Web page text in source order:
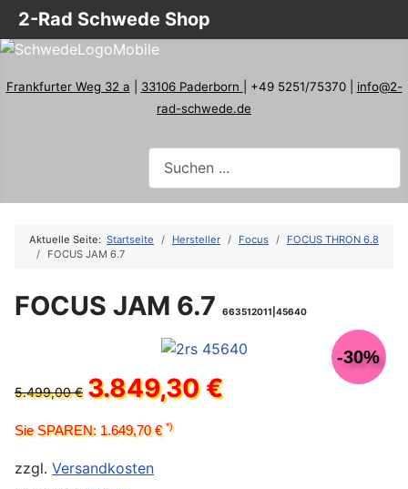
Frankfurter Weg 32 a 33106 Paderborn | +49 5251/75370 | info@2-
rad-schwede.de
Aktuelle Seite: Startseite Hersteller Focus
FOCUS THRON 6.8
FOCUS JAM 6.7
FOCUS JAM 6.7 663512011|45640
-30%
5.499,00 € 3.849,30 €
Sie SPAREN: 1.649,70 €*)
zzgl. Versandkosten
2-Rad Schwede Shop